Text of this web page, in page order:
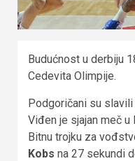
Budućnost u derbiju
Cedevita Olimpije.
Podgoričani su slavili
Viđen je sjajan meč u
Bitnu trojku za
Kobs na 27 sekundi